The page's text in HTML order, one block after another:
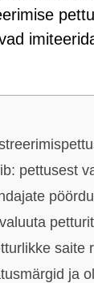
pettusest
saite
ja